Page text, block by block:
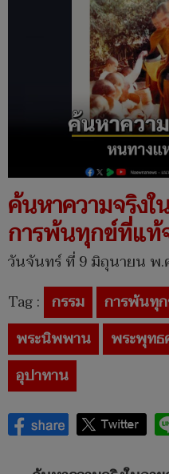
ค้นหาความจริง
การพ้นทุกข์ที่แท้
วันจันทร์ ที่ 9 มิถุนายน พ.
Tag : กรรม การพ้นทุ
พระนิพพาน
พระพุทธ
อุปาทาน